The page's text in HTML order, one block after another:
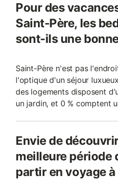
Pour des
Saint-Père, les
sont-ils une
Saint-Père n'est pas
l'optique d'un séjour
des logements disposent
un jardin, et 0 % comptent
Envie de
meilleure période
partir en voyage